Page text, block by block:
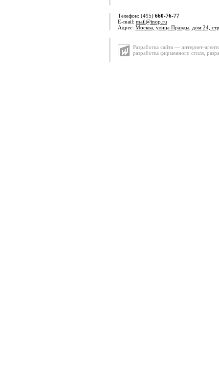
Телефон: (495) 660-76-77
E-mail: mail@inop.ru
Адрес: Москва, улица Правды, дом 24,
Разработка сайта — интернет-
разработка фирменного стиля